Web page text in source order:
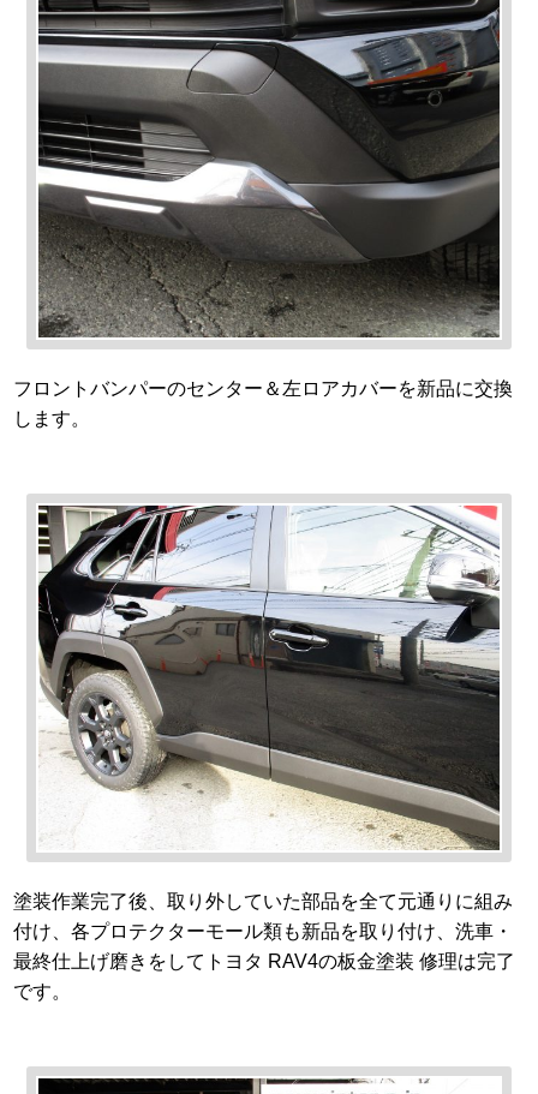
フロントバンパーのセンター＆左ロアカバーを新品に交換
します。
塗装作業完了後、取り外していた部品を全て元通りに組み
付け、各プロテクターモール類も新品を取り付け、洗車・
最終仕上げ磨きをしてトヨタ RAV4の板金塗装 修理は完了
です。